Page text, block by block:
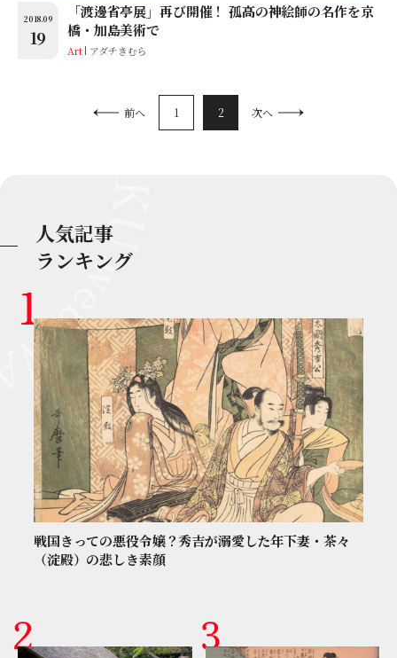
2018.09
19
「渡邊省亭展」再び開催！ 孤高の神絵師の名作を京
橋・加島美術で
Art アダチきむら
前へ 1 2 次へ
人気記事
ランキング
戦国きっての悪役令嬢？秀吉が溺愛した年下妻・茶々
（淀殿）の悲しき素顔